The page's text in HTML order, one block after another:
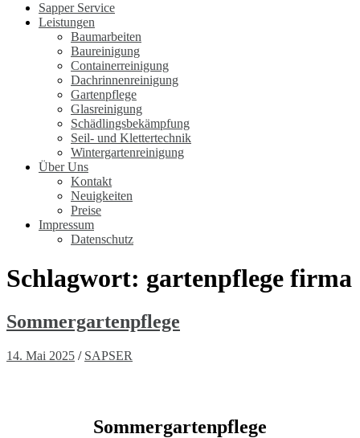
Sapper Service
Leistungen
Baumarbeiten
Baureinigung
Containerreinigung
Dachrinnenreinigung
Gartenpflege
Glasreinigung
Schädlingsbekämpfung
Seil- und Klettertechnik
Wintergartenreinigung
Über Uns
Kontakt
Neuigkeiten
Preise
Impressum
Datenschutz
Schlagwort: gartenpflege firma
Sommergartenpflege
14. Mai 2025 / SAPSER
Sommergartenpflege